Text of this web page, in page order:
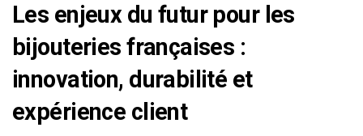
Les enjeux du futur pour les
bijouteries françaises :
innovation, durabilité et
expérience client